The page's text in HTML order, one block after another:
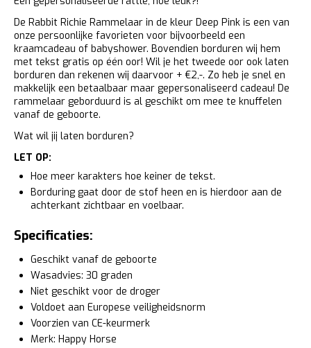
De Rabbit Richie Rammelaar in de kleur Deep Pink is een van
onze persoonlijke favorieten voor bijvoorbeeld een
kraamcadeau of babyshower. Bovendien borduren wij hem
met tekst gratis op één oor! Wil je het tweede oor ook laten
borduren dan rekenen wij daarvoor + €2,-. Zo heb je snel en
makkelijk een betaalbaar maar gepersonaliseerd cadeau! De
rammelaar geborduurd is al geschikt om mee te knuffelen
vanaf de geboorte.
Wat wil jij laten borduren?
LET OP:
Hoe meer karakters hoe keiner de tekst.
Borduring gaat door de stof heen en is hierdoor aan de
achterkant zichtbaar en voelbaar.
Specificaties:
Geschikt vanaf de geboorte
Wasadvies: 30 graden
Niet geschikt voor de droger
Voldoet aan Europese veiligheidsnorm
Voorzien van CE-keurmerk
Merk: Happy Horse